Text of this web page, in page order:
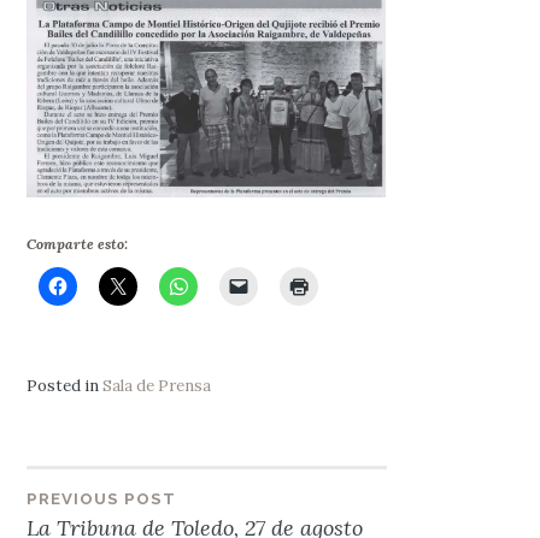
Comparte esto:
Posted inSala de Prensa
Navegación
PREVIOUS POST
La Tribuna de Toledo, 27 de agosto